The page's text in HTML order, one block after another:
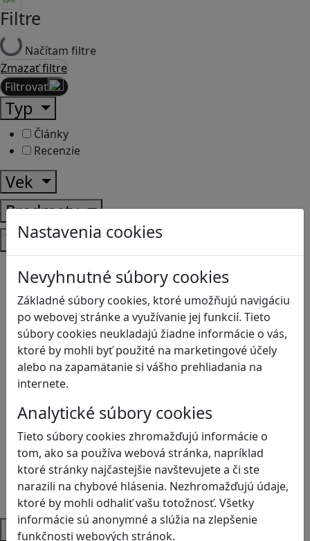
Nastavenia cookies
Nevyhnutné súbory cookies
Základné súbory cookies, ktoré umožňujú navigáciu
po webovej stránke a využívanie jej funkcií. Tieto
súbory cookies neukladajú žiadne informácie o vás,
ktoré by mohli byť použité na marketingové účely
alebo na zapamätanie si vášho prehliadania na
internete.
Analytické súbory cookies
Tieto súbory cookies zhromažďujú informácie o
tom, ako sa používa webová stránka, napríklad
ktoré stránky najčastejšie navštevujete a či ste
narazili na chybové hlásenia. Nezhromažďujú údaje,
ktoré by mohli odhaliť vašu totožnosť. Všetky
informácie sú anonymné a slúžia na zlepšenie
funkčnosti webových stránok.
Filtre
Načítam filtre
Zmazať filtre
Filtrovať
Typ
Články
Recenzie
Vek
Predmety
Témy
Čítanie s porozumením
Digitálna rovnováha
Ekológia
Globálne vzdelávanie
Kreativita
Kritické myslenie
Kyberšikana
Ľudské práva a tolerancia
Motorika a koncentrácia
Programovanie/Technika
Sociálne zručnosti a kooperácia
Strategické myslenie
Zdravie a pohyb
Platformy